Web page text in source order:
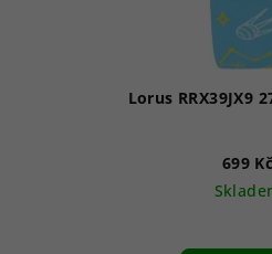
Lorus RRX39JX9
699 Kč